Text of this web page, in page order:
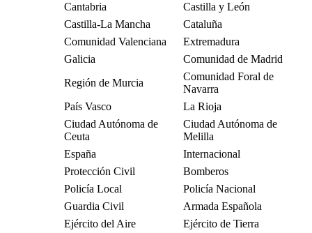
Cantabria
Castilla y León
Castilla-La Mancha
Cataluña
Comunidad Valenciana
Extremadura
Galicia
Comunidad de Madrid
Región de Murcia
Comunidad Foral de
Navarra
País Vasco
La Rioja
Ciudad Autónoma de
Ceuta
Ciudad Autónoma de
Melilla
España
Internacional
Protección Civil
Bomberos
Policía Local
Policía Nacional
Guardia Civil
Armada Española
Ejército del Aire
Ejército de Tierra